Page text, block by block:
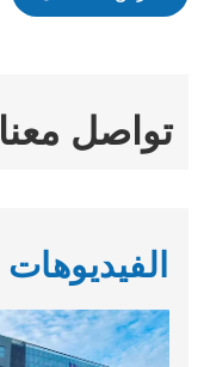
تواصل معنا
الفيديوهات